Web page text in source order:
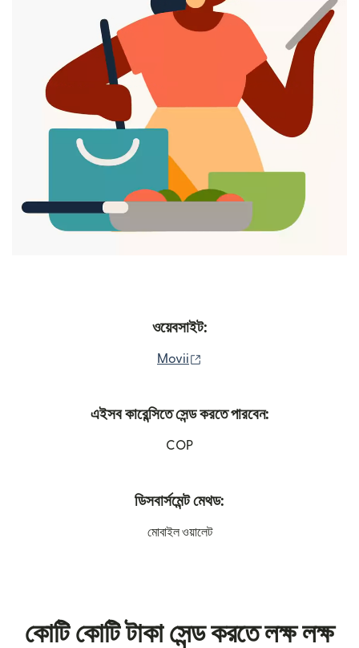
ওয়েবসাইট:
Movii
এইসব কারেন্সিতে সেন্ড করতে পারবেন:
COP
ডিসবার্সমেন্ট মেথড:
মোবাইল ওয়ালেট
কোটি কোটি টাকা সেন্ড করতে লক্ষ লক্ষ